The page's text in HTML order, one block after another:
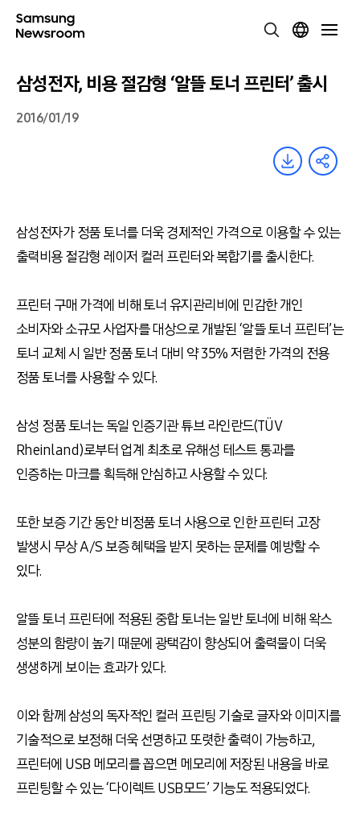
삼성전자, 비용 절감형 ‘알뜰 토너 프린터’ 출시
2016/01/19
삼성전자가 정품 토너를 더욱 경제적인 가격으로 이용할 수 있는
출력비용 절감형 레이저 컬러 프린터와 복합기를 출시한다.
프린터 구매 가격에 비해 토너 유지관리비에 민감한 개인
소비자와 소규모 사업자를 대상으로 개발된 ‘알뜰 토너 프린터’는
토너 교체 시 일반 정품 토너 대비 약 35% 저렴한 가격의 전용
정품 토너를 사용할 수 있다.
삼성 정품 토너는 독일 인증기관 튜브 라인란드(TÜV
Rheinland)로부터 업계 최초로 유해성 테스트 통과를
인증하는 마크를 획득해 안심하고 사용할 수 있다.
또한 보증 기간 동안 비정품 토너 사용으로 인한 프린터 고장
발생시 무상 A/S 보증 혜택을 받지 못하는 문제를 예방할 수
있다.
알뜰 토너 프린터에 적용된 중합 토너는 일반 토너에 비해 왁스
성분의 함량이 높기 때문에 광택감이 향상되어 출력물이 더욱
생생하게 보이는 효과가 있다.
이와 함께 삼성의 독자적인 컬러 프린팅 기술로 글자와 이미지를
기술적으로 보정해 더욱 선명하고 또렷한 출력이 가능하고,
프린터에 USB 메모리를 꼽으면 메모리에 저장된 내용을 바로
프린팅할 수 있는 ‘다이렉트 USB모드’ 기능도 적용되었다.